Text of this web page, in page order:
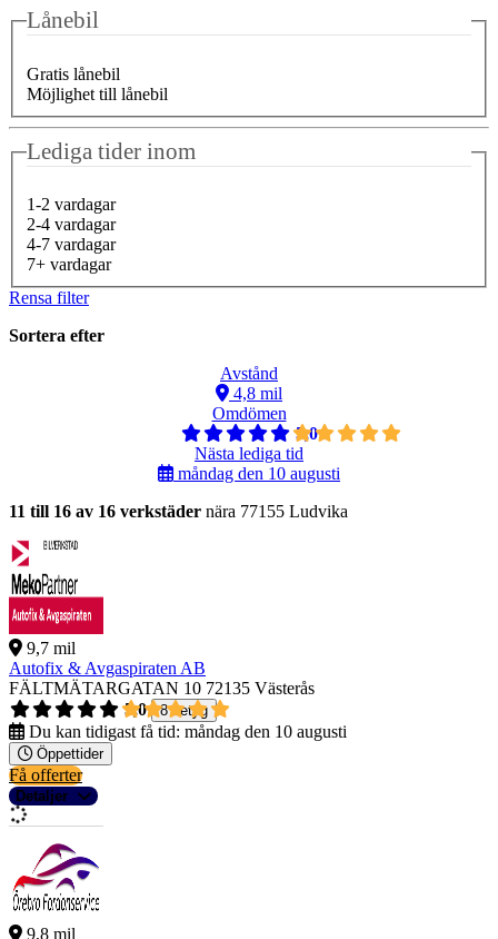
Lånebil
Gratis lånebil
Möjlighet till lånebil
Lediga tider inom
1-2 vardagar
2-4 vardagar
4-7 vardagar
7+ vardagar
Rensa filter
Sortera efter
Avstånd
4,8 mil
Omdömen
5,0
Nästa lediga tid
måndag den 10 augusti
11 till 16 av 16 verkstäder nära 77155 Ludvika
9,7 mil
Autofix & Avgaspiraten AB
FÄLTMÄTARGATAN 10 72135 Västerås
5,0
8 betyg
Du kan tidigast få tid: måndag den 10 augusti
Öppettider
Få offerter
Detaljer
9,8 mil